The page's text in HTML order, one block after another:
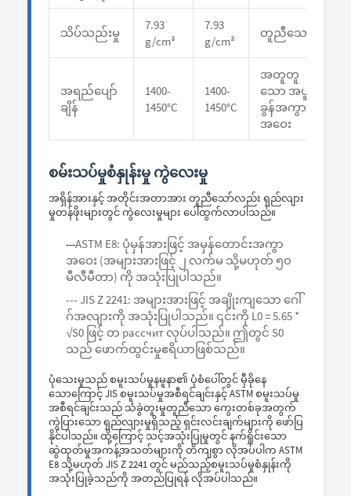
သိပ်သည်းမှု
7.93
g/cm³
7.93
g/cm³
တူညီသော
အရည်ပျော်
ချိန်
1400-
1450°C
1400-
1450°C
အတူတူ
သော အပူ
ခွန်အကွာ
အဝေး
စမ်းသပ်မှုစံနှုန်းမှု ကွဲလေးမှု
အရှိန်အားနှင့် အတိုင်းအတာအား တူညီသော်လည်း ရှည်လျား
မှုတန်ဖိုးများတွင် ကွဲလေးမှုများ ပေါ်ထွက်လာပါသည်။
---ASTM E8: ပုံမှန်အားဖြင့် အမှန်တောင်းအကွာ
အဝေး (အများအားဖြင့် ၂ လက်မ သို့မဟုတ် ၅၀
မီလီမီတာ) ကို အသုံးပြုပါသည်။
--- JIS Z 2241: အများအားဖြင့် အချိုးကျသော ဂေါ်
ဂ်အလျားကို အသုံးပြုပါသည်။ ၎င်းကို L0 = 5.65 *
√S0 ဖြင့် တ рассчит လုပ်ပါသည်။ ဤတွင် S0
သည် ဖောက်ထွင်းမှုဧရိယာဖြစ်သည်။
ပုံသေးမှုသည် စမူးသပ်မှုနမူနာ၏ ပုံစံပေါ်တွင် မှီခိုနေ
သောကြောင့် JIS စမူးသပ်မှုအစီရင်ချင်းနှင့် ASTM စမူးသပ်မှု
အစီရင်ချင်းသည် သံခွဲတူးမှုတူညီသော ကွေးတစ်ခုအတွက်
ကွဲပြားသော ရှည်လျားမှုရှိသည့် ရှင်းလင်းချက်များကို ဖော်ပြ
နိုင်ပါသည်။ ထို့ကြောင့် သင့်အသုံးပြုမှုတွင် နက်ရှိုင်းသော
ဆွဲထုတ်မှုအကန့်အသတ်များကို တိကျစွာ လိုအပ်ပါက ASTM
E8 သို့မဟုတ် JIS Z 2241 တွင် မည်သည့်စမူးသပ်မှုစံနှုန်းကို
အသုံးပြုခဲ့သည်ကို အတည်ပြုရန် လိုအပ်ပါသည်။